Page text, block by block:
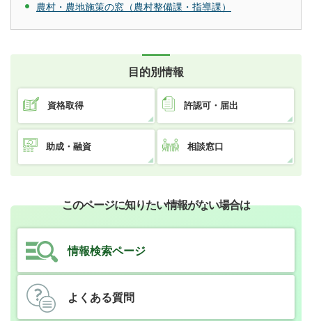
農村・農地施策の窓（農村整備課・指導課）
目的別情報
資格取得 許認可・届出
助成・融資 相談窓口
このページに知りたい情報がない場合は
情報検索ページ
よくある質問